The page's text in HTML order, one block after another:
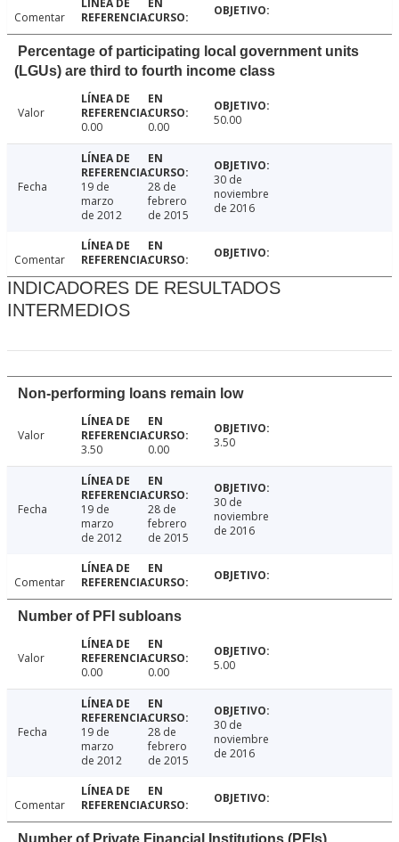
Comentar
Percentage of participating local government units
(LGUs) are third to fourth income class
Valor
0.00
0.00 50.00
Fecha
19 de
marzo
de 2012
28 de
febrero
de 2015
30 de
noviembre
de 2016
Comentar
INDICADORES DE RESULTADOS
INTERMEDIOS
Non-performing loans remain low
Valor
3.50
0.00 3.50
Fecha
19 de
marzo
de 2012
28 de
febrero
de 2015
30 de
noviembre
de 2016
Comentar
Number of PFI subloans
Valor
0.00
0.00 5.00
Fecha
19 de
marzo
de 2012
28 de
febrero
de 2015
30 de
noviembre
de 2016
Comentar